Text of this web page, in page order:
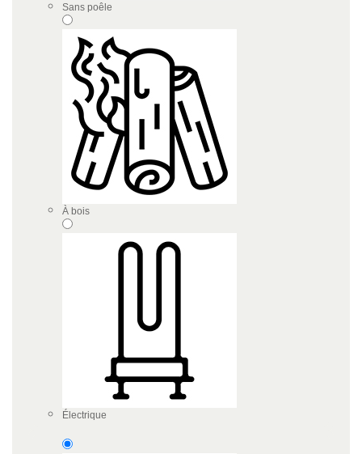
Sans poêle
À bois
Électrique